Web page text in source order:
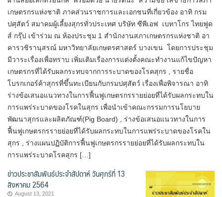
เกษตรกรแห่งชาติ ภาคส่วนราชการและเอกชนที่เกี่ยวข้อง อาทิ กรม
ปศุสัตว์ สมาคมผู้เลี้ยงสุกรทั่วประเทศ บริษัท ซีพีเอฟ เบทาโกร ไทยฟูด
ส์ กรุ๊ป เข้าร่วม ณ ห้องประชุม 1 สำนักงานสภาเกษตรกรแห่งชาติ อา
คารวชิรานุสรณ์ มหาวิทยาลัยเกษตรศาสตร์ บางเขน โดยการประชุม
มีวาระเรื่องเพื่อทราบ เพิ่มเติมเรื่องการแต่งตั้งคณะทำงานแก้ไขปัญหา
เกษตรกรที่ได้รับผลกระทบจากการระบาดของโรคสุกร , รายชื่อ
โบรกเกอร์ค้าสุกรที่ขึ้นทะเบียนกับกรมปศุสัตว์ เรื่องเพื่อพิจารณา อาทิ
ร่างข้อเสนอแนวทางในการฟื้นฟูเกษตรกรรายย่อยที่ได้รับผลกระทบใน
การแพร่ระบาดของโรคในสุกร เพื่อนำเข้าคณะกรรมการนโยบาย
พัฒนาสุกรและผลิตภัณฑ์(Pig Board) , ร่างข้อเสนอแนวทางในการ
ฟื้นฟูเกษตรกรรายย่อยที่ได้รับผลกระทบในการแพร่ระบาดของโรคใน
สุกร , ร่างแผนปฏิบัติการฟื้นฟูเกษตรกรรายย่อยที่ได้รับผลกระทบใน
การแพร่ระบาดโรคสุกร […]
ข่าวประชาสัมพันธ์ประจำสัปดาห์ วันศุกร์ที่ 13
สิงหาคม 2564
August 13, 2021